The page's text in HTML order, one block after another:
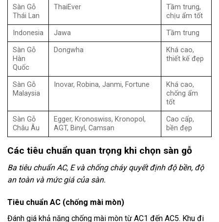
Sàn Gỗ
Thái Lan
ThaiEver
Tầm trung,
chịu ẩm tốt
Indonesia Jawa Tầm trung
Sàn Gỗ
Hàn
Quốc
Dongwha
Khá cao,
thiết kế đẹp
Sàn Gỗ
Malaysia
Inovar, Robina, Janmi, Fortune
Khá cao,
chống ẩm
tốt
Sàn Gỗ
Châu Âu
Egger, Kronoswiss, Kronopol,
AGT, Binyl, Camsan
Cao cấp,
bền đẹp
Các tiêu chuẩn quan trọng khi chọn sàn gỗ
Ba tiêu chuẩn AC, E và chống cháy quyết định độ bền, độ
an toàn và mức giá của sàn.
Tiêu chuẩn AC (chống mài mòn)
Đánh giá khả năng chống mài mòn từ AC1 đến AC5. Khu đi